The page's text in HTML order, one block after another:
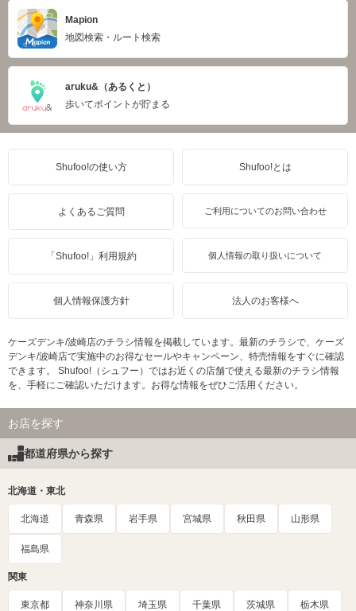
Mapion
地図検索・ルート検索
aruku&（あるくと）
歩いてポイントが貯まる
Shufoo!の使い方 Shufoo!とは
よくあるご質問 ご利用についてのお問い合わせ
「Shufoo!」利用規約 個人情報の取り扱いについて
個人情報保護方針 法人のお客様へ
ケーズデンキ/波崎店のチラシ情報を掲載しています。最新のチラシで、ケーズ
デンキ/波崎店で実施中のお得なセールやキャンペーン、特売情報をすぐに確認
できます。 Shufoo!（シュフー）ではお近くの店舗で使える最新のチラシ情報
を、手軽にご確認いただけます。お得な情報をぜひご活用ください。
お店を探す
都道府県から探す
北海道・東北
北海道 青森県 岩手県 宮城県 秋田県 山形県
福島県
関東
東京都 神奈川県 埼玉県 千葉県 茨城県 栃木県